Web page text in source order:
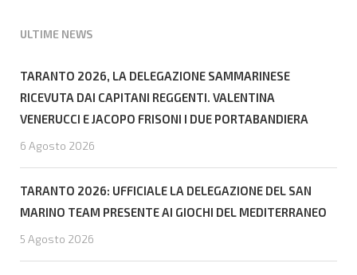
ULTIME NEWS
TARANTO 2026, LA DELEGAZIONE SAMMARINESE
RICEVUTA DAI CAPITANI REGGENTI. VALENTINA
VENERUCCI E JACOPO FRISONI I DUE PORTABANDIERA
6 Agosto 2026
TARANTO 2026: UFFICIALE LA DELEGAZIONE DEL SAN
MARINO TEAM PRESENTE AI GIOCHI DEL MEDITERRANEO
5 Agosto 2026